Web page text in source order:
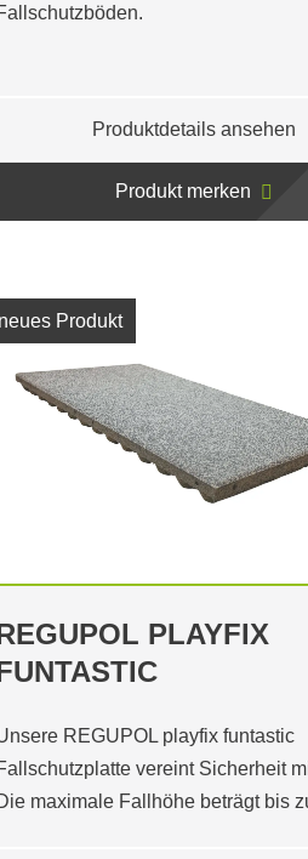
Produktdetails ansehen
Produkt merken
neues Produkt
PLAYFIX
REGUPOL playfix funtastic
vereint Sicherheit
maximale Fallhöhe beträgt bis